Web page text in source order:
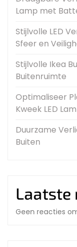
Lamp met
Stijlvolle LED
Sfeer en
Stijlvolle Ikea
Buitenruimte
Optimaliseer
Kweek LED
Duurzame
Buiten
Laatste
Geen reacties